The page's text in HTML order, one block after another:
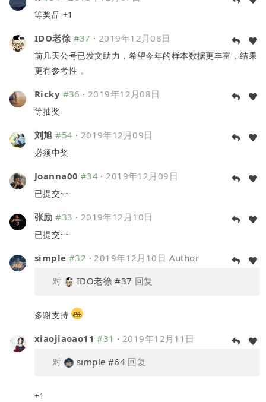
等奖品 +1
IDO老徐 #37 · 2019年12月08日
前几天公号已发文助力，希望今年的样本数据更丰富，结果
更有参考性 。
Ricky #36 · 2019年12月08日
等抽奖
刘旭 #54 · 2019年12月09日
必须中奖
Joanna00 #34 · 2019年12月09日
已提交~~
张励 #33 · 2019年12月10日
已提交~~
simple #32 · 2019年12月10日 Author
对
IDO老徐 #37 回复
多谢支持
xiaojiaoao11 #31 · 2019年12月11日
对
simple #64 回复
+1